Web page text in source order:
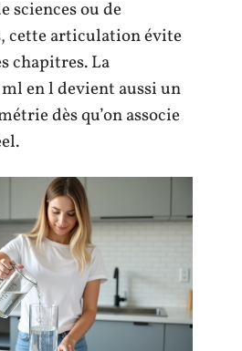
sciences ou de
cette articulation évite
chapitres. La
en l devient aussi un
dès qu’on associe